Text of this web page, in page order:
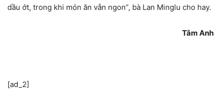
dầu ớt, trong khi món ăn vẫn ngon”, bà Lan Minglu cho hay.
Tâm Anh
[ad_2]